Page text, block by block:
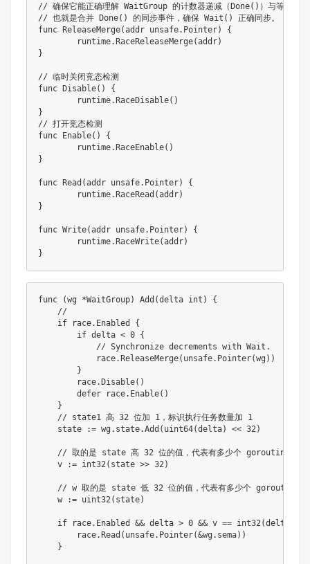
// 确保它能正确理解 WaitGroup 的计数器递减（Done()）与等待（
// 也就是合并 Done() 的同步事件，确保 Wait() 正确同步。
func ReleaseMerge(addr unsafe.Pointer) {
}
// 临时关闭竞态检测
func Disable() {
}
// 打开竞态检测
func Enable() {
}
func Read(addr unsafe.Pointer) {
}
func Write(addr unsafe.Pointer) {
}
func (wg *WaitGroup) Add(delta int) {
    //
    if race.Enabled {
        if delta < 0 {
            // Synchronize decrements with Wait.
            race.ReleaseMerge(unsafe.Pointer(wg))
        }
        race.Disable()
        defer race.Enable()
    }
    // state1 高 32 位加 1，标识执行任务数量加 1
    state := wg.state.Add(uint64(delta) << 32)
// 取的是 state 高 32 位的值，代表有多少个 goroutine 在
    v := int32(state >> 32)
// w 取的是 state 低 32 位的值，代表有多少个 goroutine
    w := uint32(state)
    if race.Enabled && delta > 0 && v == int32(delta) {
        race.Read(unsafe.Pointer(&wg.sema))
    }